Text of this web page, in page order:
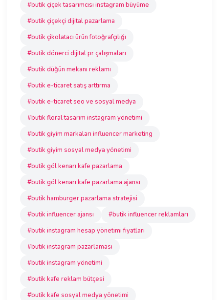
#butik çiçek tasarımcısı instagram büyüme
#butik çiçekçi dijital pazarlama
#butik çikolatacı ürün fotoğrafçılığı
#butik dönerci dijital pr çalışmaları
#butik düğün mekanı reklamı
#butik e-ticaret satış arttırma
#butik e-ticaret seo ve sosyal medya
#butik floral tasarım instagram yönetimi
#butik giyim markaları influencer marketing
#butik giyim sosyal medya yönetimi
#butik göl kenarı kafe pazarlama
#butik göl kenarı kafe pazarlama ajansı
#butik hamburger pazarlama stratejisi
#butik influencer ajansı
#butik influencer reklamları
#butik instagram hesap yönetimi fiyatları
#butik instagram pazarlaması
#butik instagram yönetimi
#butik kafe reklam bütçesi
#butik kafe sosyal medya yönetimi